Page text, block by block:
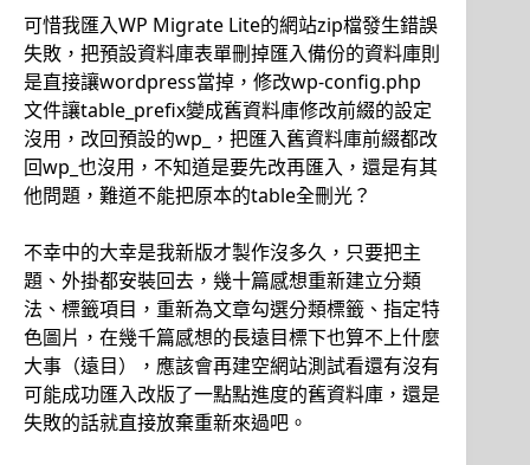
可惜我匯入WP Migrate Lite的網站zip檔發生錯誤
失敗，把預設資料庫表單刪掉匯入備份的資料庫則
是直接讓wordpress當掉，修改wp-config.php
文件讓table_prefix變成舊資料庫修改前綴的設定
沒用，改回預設的wp_，把匯入舊資料庫前綴都改
回wp_也沒用，不知道是要先改再匯入，還是有其
他問題，難道不能把原本的table全刪光？
不幸中的大幸是我新版才製作沒多久，只要把主
題、外掛都安裝回去，幾十篇感想重新建立分類
法、標籤項目，重新為文章勾選分類標籤、指定特
色圖片，在幾千篇感想的長遠目標下也算不上什麼
大事（遠目），應該會再建空網站測試看還有沒有
可能成功匯入改版了一點點進度的舊資料庫，還是
失敗的話就直接放棄重新來過吧。